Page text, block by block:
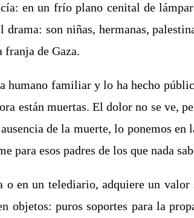
en un frío plano cenital de
son niñas, hermanas,
franja de Gaza.
humano familiar y lo ha hecho
están muertas. El dolor no se ve,
de la muerte, lo ponemos
para esos padres de los que nada
en un telediario, adquiere un
objetos: puros soportes para la